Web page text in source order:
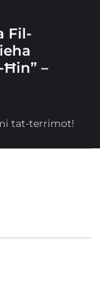
Fil-
–
tat-terrimot!